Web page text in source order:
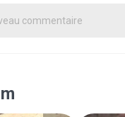
commentaire